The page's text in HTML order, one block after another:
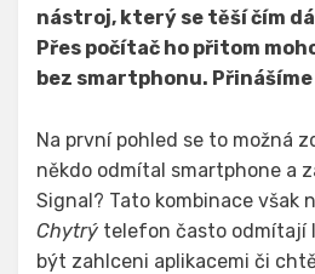
nástroj, který se těší čím
Přes počítač ho přitom
bez smartphonu.
Na první pohled se to možná
někdo odmítal smartphone a
Signal? Tato kombinace však
Chytrý telefon často odmítají
být zahlceni aplikacemi či